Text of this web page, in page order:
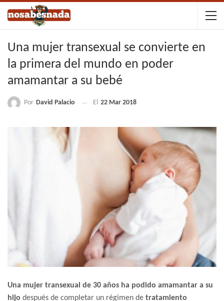
Una mujer transexual se convierte en
la primera del mundo en poder
amamantar a su bebé
Por David Palacio El 22 Mar 2018
Una mujer transexual de 30 años ha podido amamantar a su
hijo después de completar un régimen de tratamiento